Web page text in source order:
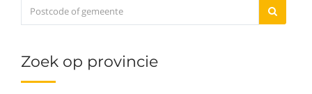
Zoek op provincie